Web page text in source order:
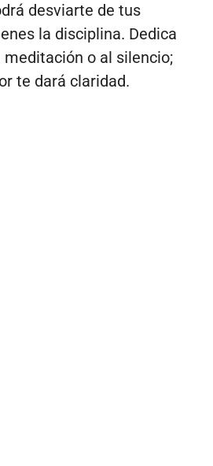
desviarte de tus
la disciplina. Dedica
o al silencio;
te dará claridad.